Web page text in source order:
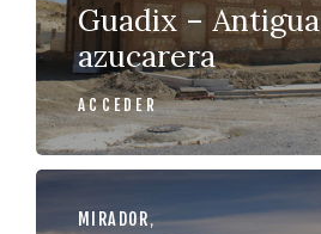
Guadix – Antigua
azucarera
ACCEDER
MIRADOR,